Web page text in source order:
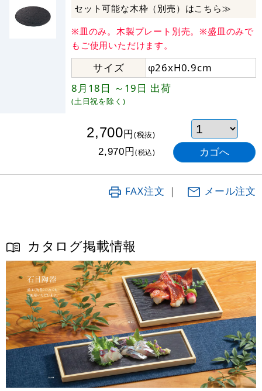
セット可能な木枠（別売）はこちら≫
※皿のみ。木製プレート別売。※盛皿のみで
もご使用いただけます。
サイズ
φ26xH0.9cm
8月18日 ～19日 出荷
(土日祝を除く)
2,700円(税抜)
2,970円(税込)
FAX注文 ｜ メール注文
カタログ掲載情報